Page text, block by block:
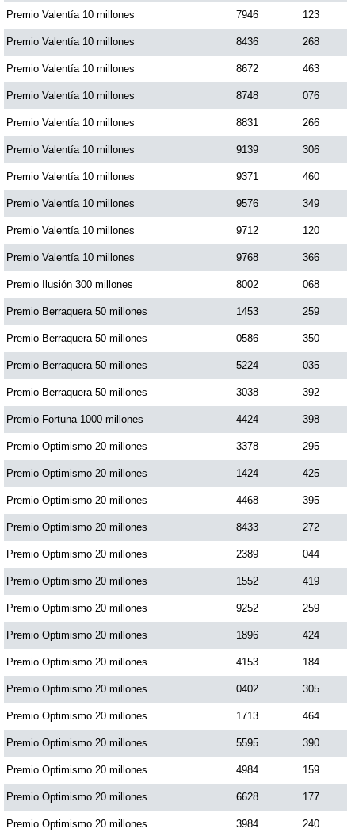
Premio Valentía 10 millones 7946 123
Premio Valentía 10 millones 8436 268
Premio Valentía 10 millones 8672 463
Premio Valentía 10 millones 8748 076
Premio Valentía 10 millones 8831 266
Premio Valentía 10 millones 9139 306
Premio Valentía 10 millones 9371 460
Premio Valentía 10 millones 9576 349
Premio Valentía 10 millones 9712 120
Premio Valentía 10 millones 9768 366
Premio Ilusión 300 millones 8002 068
Premio Berraquera 50 millones 1453 259
Premio Berraquera 50 millones 0586 350
Premio Berraquera 50 millones 5224 035
Premio Berraquera 50 millones 3038 392
Premio Fortuna 1000 millones 4424 398
Premio Optimismo 20 millones 3378 295
Premio Optimismo 20 millones 1424 425
Premio Optimismo 20 millones 4468 395
Premio Optimismo 20 millones 8433 272
Premio Optimismo 20 millones 2389 044
Premio Optimismo 20 millones 1552 419
Premio Optimismo 20 millones 9252 259
Premio Optimismo 20 millones 1896 424
Premio Optimismo 20 millones 4153 184
Premio Optimismo 20 millones 0402 305
Premio Optimismo 20 millones 1713 464
Premio Optimismo 20 millones 5595 390
Premio Optimismo 20 millones 4984 159
Premio Optimismo 20 millones 6628 177
Premio Optimismo 20 millones 3984 240